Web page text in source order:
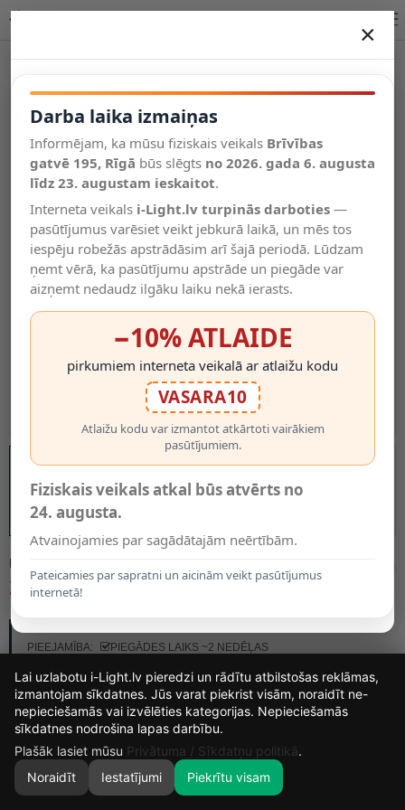
Salīdzināt
Vēlmju
saraksts
Valodas
0
MODELIS:
25.20€
PIEEJAMĪBA:
PIEGĀDES LAIKS ~2 NEDĒĻAS
×
Darba laika izmaiņas
Informējam, ka mūsu fiziskais veikals Brīvības
gatvē 195, Rīgā būs slēgts no 2026. gada 6. augusta
līdz 23. augustam ieskaitot.
Interneta veikals i-Light.lv turpinās darboties —
pasūtījumus varēsiet veikt jebkurā laikā, un mēs tos
iespēju robežās apstrādāsim arī šajā periodā. Lūdzam
ņemt vērā, ka pasūtījumu apstrāde un piegāde var
aizņemt nedaudz ilgāku laiku nekā ierasts.
−10% ATLAIDE
pirkumiem interneta veikalā ar atlaižu kodu
VASARA10
Atlaižu kodu var izmantot atkārtoti vairākiem
pasūtījumiem.
Fiziskais veikals atkal būs atvērts no
24. augusta.
Atvainojamies par sagādātajām neērtībām.
Pateicamies par sapratni un aicinām veikt pasūtījumus
internetā!
13
DIENAS
21
STUNDAS
17
MIN.
1
Lai uzlabotu i-Light.lv pieredzi un rādītu atbilstošas reklāmas,
izmantojam sīkdatnes. Jūs varat piekrist visām, noraidīt ne-
nepieciešamās vai izvēlēties kategorijas. Nepieciešamās
sīkdatnes nodrošina lapas darbību.
Plašāk lasiet mūsu Privātuma / Sīkdatņu politikā.
Noraidīt
Iestatījumi Piekrītu visam